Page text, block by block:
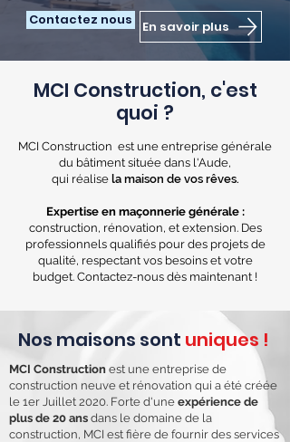
Contactez nous En savoir plus
MCI Construction, c'est
quoi ?
MCI Construction est une entreprise générale
du bâtiment située dans l'Aude,
qui réalisela maison de vos rêves.
Expertise en maçonnerie générale :
construction, rénovation, et extension. Des
professionnels qualifiés pour des projets de
qualité, respectant vos besoins et votre
budget. Contactez-nous dès maintenant !
Nos maisons sont uniques !
MCI Construction est une entreprise de
construction neuve et rénovation qui a été créée
le 1er Juillet 2020. Forte d'une expérience de
plus de 20 ans dans le domaine de la
construction, MCI est fière de fournir des services